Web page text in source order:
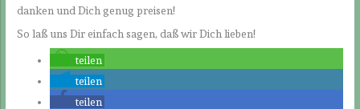
danken und Dich genug preisen!
So laß uns Dir einfach sagen, daß wir Dich lieben!
teilen
teilen
teilen